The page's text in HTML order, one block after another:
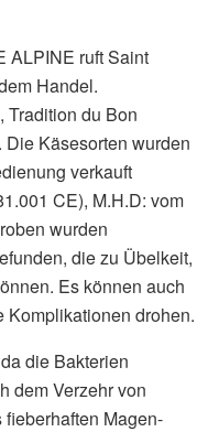
ALPINE ruft Saint
Handel.
Tradition du Bon
Käsesorten wurden
verkauft
CE), M.H.D: vom
wurden
die zu Übelkeit,
Es können auch
drohen.
die Bakterien
dem Verzehr von
Magen-